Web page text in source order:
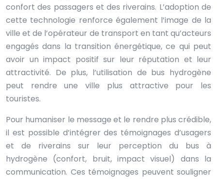
confort des passagers et des riverains. L’adoption de
cette technologie renforce également l’image de la
ville et de l’opérateur de transport en tant qu’acteurs
engagés dans la transition énergétique, ce qui peut
avoir un impact positif sur leur réputation et leur
attractivité. De plus, l’utilisation de bus hydrogène
peut rendre une ville plus attractive pour les
touristes.
Pour humaniser le message et le rendre plus crédible,
il est possible d’intégrer des témoignages d’usagers
et de riverains sur leur perception du bus à
hydrogène (confort, bruit, impact visuel) dans la
communication. Ces témoignages peuvent souligner